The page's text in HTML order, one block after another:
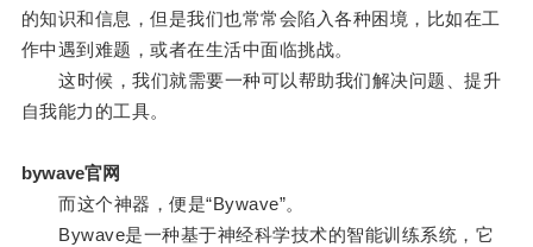
的知识和信息，但是我们也常常会陷入各种困境，比如在工
作中遇到难题，或者在生活中面临挑战。
这时候，我们就需要一种可以帮助我们解决问题、提升
自我能力的工具。
bywave官网
而这个神器，便是“Bywave”。
Bywave是一种基于神经科学技术的智能训练系统，它